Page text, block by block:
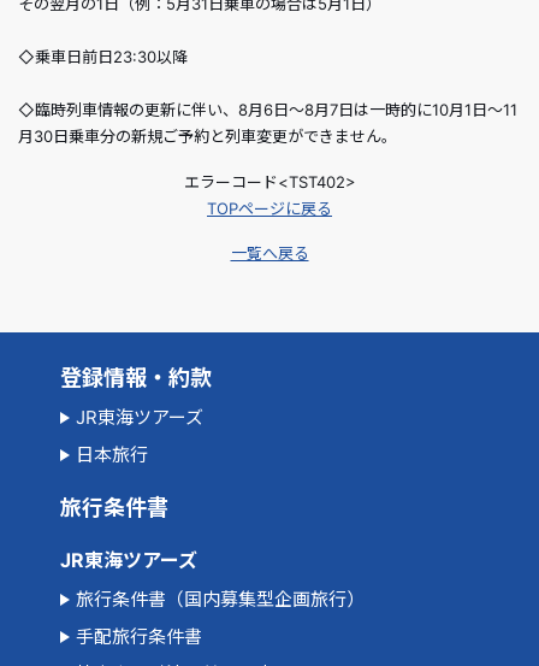
◇乗車日前日23:30以降
◇臨時列車情報の更新に伴い、8月6日～8月7日は一時的に10月1日～11
月30日乗車分の新規ご予約と列車変更ができません。
エラーコード<TST402>
TOPページに戻る
一覧へ戻る
登録情報・約款
JR東海ツアーズ
日本旅行
旅行条件書
JR東海ツアーズ
旅行条件書（国内募集型企画旅行）
手配旅行条件書